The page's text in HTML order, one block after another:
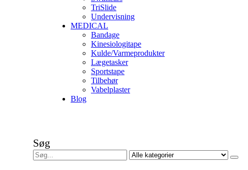
TriSlide
Undervisning
MEDICAL
Bandage
Kinesiologitape
Kulde/Varmeprodukter
Lægetasker
Sportstape
Tilbehør
Vabelplaster
Blog
Søg